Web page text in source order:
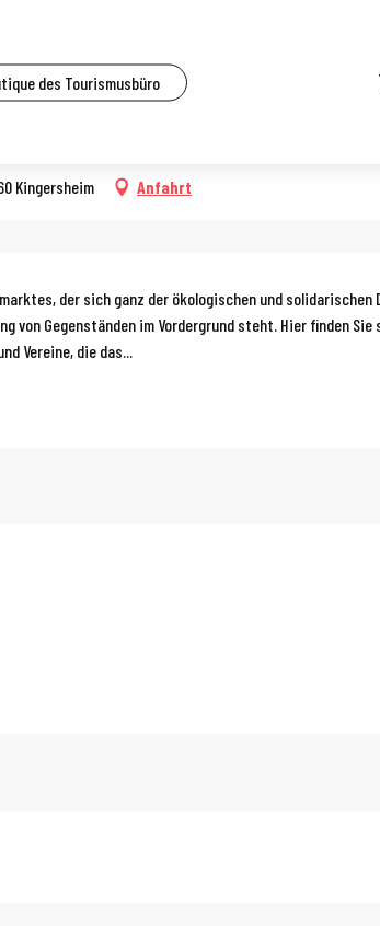
des Tourismusbüro
Der Markt wird
Kingersheim Anfahrt
der sich ganz der ökologischen und solidarischen
von Gegenständen im Vordergrund steht. Hier finden Sie
Vereine, die das...